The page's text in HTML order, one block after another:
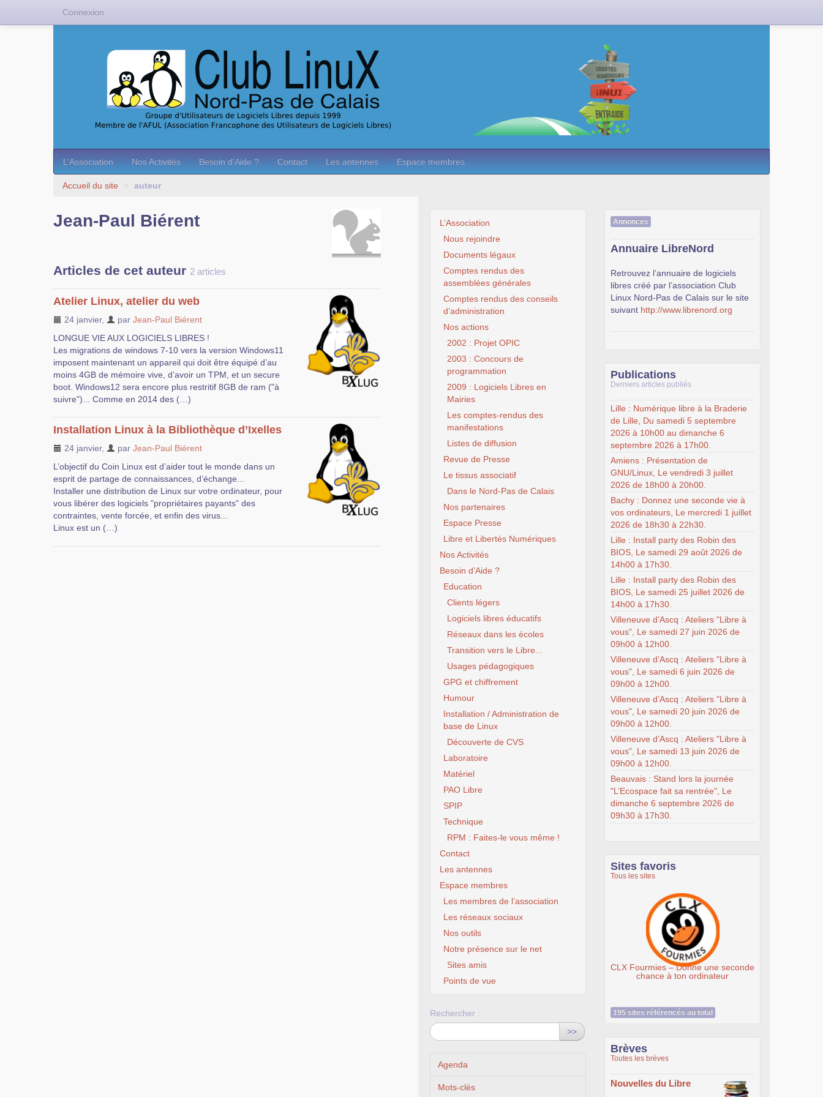
L’Association Nos Activités Besoin d’Aide ? Contact Les antennes Espace membres
Accueil du site > auteur
Jean-Paul Biérent
Articles de cet auteur 2 articles
Atelier Linux, atelier du web
24 janvier, par Jean-Paul Biérent
LONGUE VIE AUX LOGICIELS LIBRES !
Les migrations de windows 7-10 vers la version Windows11
imposent maintenant un appareil qui doit être équipé d’au
moins 4GB de mémoire vive, d’avoir un TPM, et un secure
boot. Windows12 sera encore plus restritif 8GB de ram ("à
suivre")... Comme en 2014 des (…)
Installation Linux à la Bibliothèque d’Ixelles
24 janvier, par Jean-Paul Biérent
L’objectif du Coin Linux est d’aider tout le monde dans un
esprit de partage de connaissances, d’échange...
Installer une distribution de Linux sur votre ordinateur, pour
vous libérer des logiciels "propriétaires payants" des
contraintes, vente forcée, et enfin des virus...
Linux est un (…)
L’Association
Nous rejoindre
Documents légaux
Comptes rendus des
assemblées générales
Comptes rendus des conseils
d’administration
Nos actions
2002 : Projet OPIC
2003 : Concours de
programmation
2009 : Logiciels Libres en
Mairies
Les comptes-rendus des
manifestations
Listes de diffusion
Revue de Presse
Le tissus associatif
Dans le Nord-Pas de Calais
Nos partenaires
Espace Presse
Libre et Libertés Numériques
Nos Activités
Besoin d’Aide ?
Education
Clients légers
Logiciels libres éducatifs
Réseaux dans les écoles
Transition vers le Libre...
Usages pédagogiques
GPG et chiffrement
Humour
Installation / Administration de
base de Linux
Découverte de CVS
Laboratoire
Matériel
PAO Libre
SPIP
Technique
RPM : Faites-le vous même !
Contact
Les antennes
Espace membres
Les membres de l’association
Les réseaux sociaux
Nos outils
Notre présence sur le net
Sites amis
Points de vue
Rechercher :
>>
Agenda
Mots-clés
Annonces
Annuaire LibreNord
Retrouvez l’annuaire de logiciels
libres créé par l’association Club
Linux Nord-Pas de Calais sur le site
suivant http://www.librenord.org
Publications
Derniers articles publiés
Lille : Numérique libre à la Braderie
de Lille, Du samedi 5 septembre
2026 à 10h00 au dimanche 6
septembre 2026 à 17h00.
Amiens : Présentation de
GNU/Linux, Le vendredi 3 juillet
2026 de 18h00 à 20h00.
Bachy : Donnez une seconde vie à
vos ordinateurs, Le mercredi 1 juillet
2026 de 18h30 à 22h30.
Lille : Install party des Robin des
BIOS, Le samedi 29 août 2026 de
14h00 à 17h30.
Lille : Install party des Robin des
BIOS, Le samedi 25 juillet 2026 de
14h00 à 17h30.
Villeneuve d’Ascq : Ateliers "Libre à
vous", Le samedi 27 juin 2026 de
09h00 à 12h00.
Villeneuve d’Ascq : Ateliers "Libre à
vous", Le samedi 6 juin 2026 de
09h00 à 12h00.
Villeneuve d’Ascq : Ateliers "Libre à
vous", Le samedi 20 juin 2026 de
09h00 à 12h00.
Villeneuve d’Ascq : Ateliers "Libre à
vous", Le samedi 13 juin 2026 de
09h00 à 12h00.
Beauvais : Stand lors la journée
"L’Ecospace fait sa rentrée", Le
dimanche 6 septembre 2026 de
09h30 à 17h30.
Sites favoris
Tous les sites
CLX Fourmies – Donne une seconde
chance à ton ordinateur
195 sites référencés au total
Brèves
Toutes les brèves
Nouvelles du Libre
Connexion